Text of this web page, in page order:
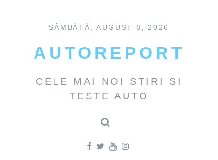
content
SÂMBĂTĂ, AUGUST 8, 2026
AUTOREPORT
CELE MAI NOI STIRI SI
TESTE AUTO